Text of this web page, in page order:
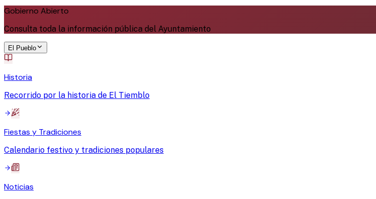
Gobierno Abierto
Consulta toda la información pública del Ayuntamiento
El Pueblo
Historia
Recorrido por la historia de El Tiemblo
Fiestas y Tradiciones
Calendario festivo y tradiciones populares
Noticias